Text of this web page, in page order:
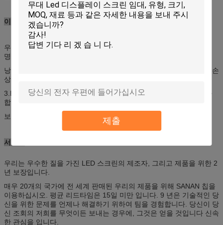
제출
이점
우리가 공장을 소유하기 것을 가지고 있기 때문에 질에 있는 1.Have
명백한 비교 및 국제적인 LED 시장에 있는 가격.
낭비 열의 2.Low 전력 소비 그리고 좋은 성적. 그것은 떨어뜨립니다 손
상 비율을 그래야 장시간 서비스 시간 할 수 있었습니다.
3.Between 일반적인 표준 단위 주거는, 더 쉬운 지역, 광범위를 산출
합니다.
보호, 높은 내구성의 4.High 정도.
서비스
우리는 우수한 질을 가진 LED 스크린의 제조자, 그리고 제품을 위한 2
년 보장입니다.
매우 20개의 국가에 전 세계 판매된 우리의 제품을 위해 SANAN 칩을
이용하십시오. 평균 리드타임은 15일 미만 입니다. 9 년은 기술적인 당
신을 위한 문제를 언제나 해결하기 위하여 팀을 경험합니다. 당신이 당
신 조회의 저희를 무엇이든 보내는 경우에, 그것은 얻을 것입니다 신속
한 관심을 입니다.